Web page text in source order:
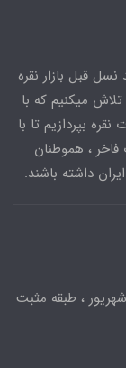
قبل بازار نقره
میکنیم که با
بپردازیم تا با
، هموطنان
داشته باشند.
مشهد ، میدان ۱۷شهریور ، مرکز خرید ۱۷شهریور ، طبقه مثبت